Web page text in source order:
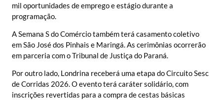
mil oportunidades de emprego e estágio durante a
programação.
A Semana S do Comércio também terá casamento coletivo
em São José dos Pinhais e Maringá. As cerimônias ocorrerão
em parceria com o Tribunal de Justiça do Paraná.
Por outro lado, Londrina receberá uma etapa do Circuito Sesc
de Corridas 2026. O evento terá caráter solidário, com
inscrições revertidas para a compra de cestas básicas